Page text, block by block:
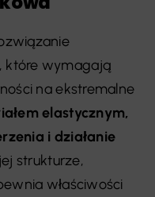
które wymagają
na ekstremalne
elastycznym,
i działanie
strukturze,
właściwości